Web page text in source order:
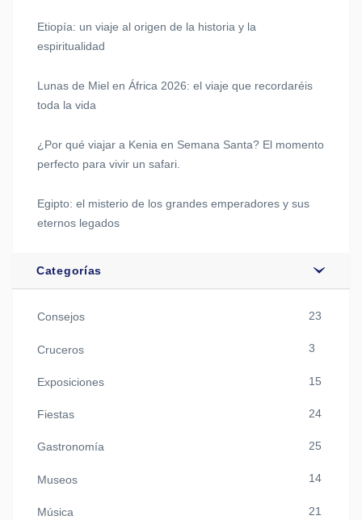
Etiopía: un viaje al origen de la historia y la
espiritualidad
Lunas de Miel en África 2026: el viaje que recordaréis
toda la vida
¿Por qué viajar a Kenia en Semana Santa? El momento
perfecto para vivir un safari.
Egipto: el misterio de los grandes emperadores y sus
eternos legados
Categorías
Consejos 23
Cruceros 3
Exposiciones 15
Fiestas 24
Gastronomía 25
Museos 14
Música 21